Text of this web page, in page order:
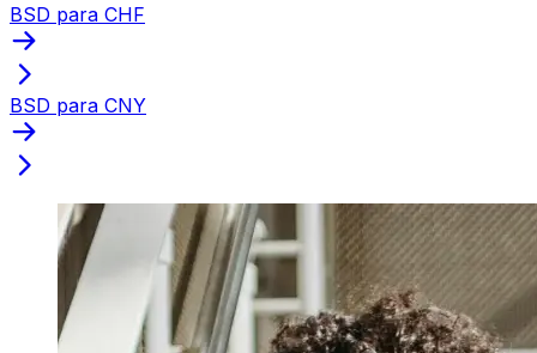
BSD para CHF
BSD para CNY